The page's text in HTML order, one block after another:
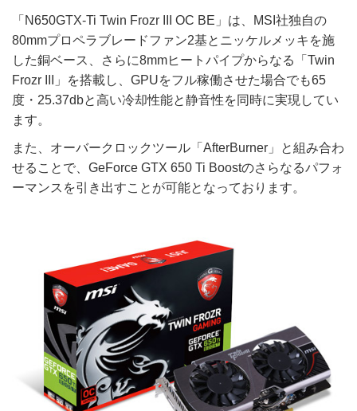
「N650GTX-Ti Twin Frozr III OC BE」は、MSI社独自の
80mmプロペラブレードファン2基とニッケルメッキを施
した銅ベース、さらに8mmヒートパイプからなる「Twin
Frozr III」を搭載し、GPUをフル稼働させた場合でも65
度・25.37dbと高い冷却性能と静音性を同時に実現してい
ます。
また、オーバークロックツール「AfterBurner」と組み合わ
せることで、GeForce GTX 650 Ti Boostのさらなるパフォ
ーマンスを引き出すことが可能となっております。